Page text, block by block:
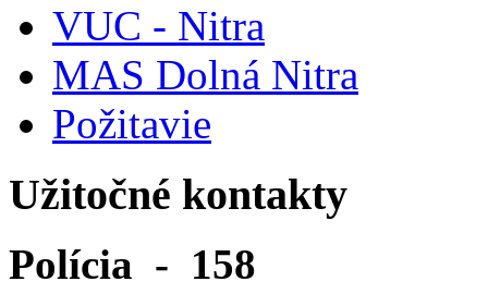
VUC - Nitra
MAS Dolná Nitra
Požitavie
Užitočné kontakty
Polícia - 158